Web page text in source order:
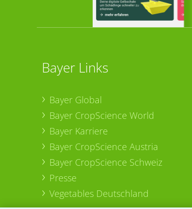
Bayer Links
Bayer Global
Bayer CropScience World
Bayer Karriere
Bayer CropScience Austria
Bayer CropScience Schweiz
Presse
Vegetables Deutschland